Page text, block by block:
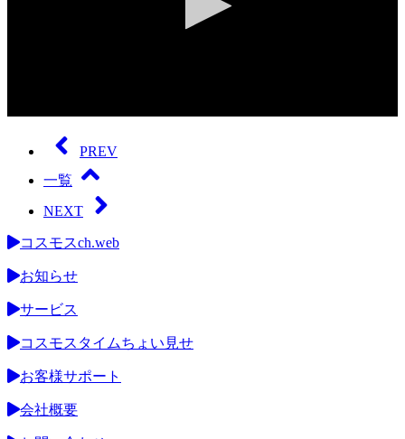
seconds
seconds
PREV
一覧
NEXT
コスモスch.web
お知らせ
サービス
コスモスタイムちょい見せ
お客様サポート
会社概要